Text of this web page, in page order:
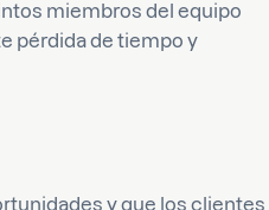
miembros del equipo
pérdida de tiempo y
y que los clientes